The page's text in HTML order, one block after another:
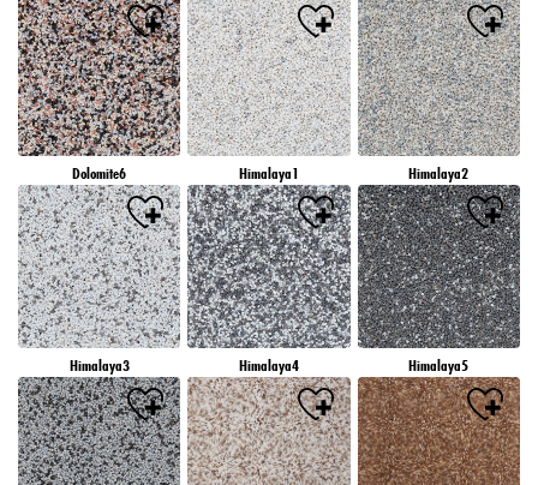
Dolomite6 Himalaya1 Himalaya2
Himalaya3 Himalaya4 Himalaya5